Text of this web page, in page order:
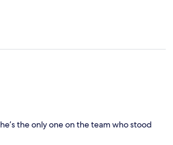
the only one on the team who stood